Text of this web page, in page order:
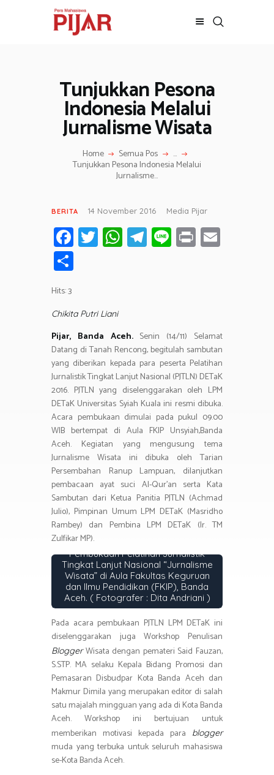
Tunjukkan Pesona
Indonesia Melalui
Jurnalisme Wisata
Home Semua Pos ...
Tunjukkan Pesona Indonesia Melalui
Jurnalisme...
BERITA
ADVERTORIAL
SOSOK
GALERI
HIBURAN
JALAN-JALAN
OLAHRAGA
OPINI
BERITA 14 November 2016 Media Pijar
Fa
ce
ok
T
wi
W
h
p
p
T
el
m
Li
n
Pr
in
e
Hits: 3
Chikita Putri Liani
Pijar, Banda Aceh.Senin (14/11) Selamat
Datang di Tanah Rencong, begitulah sambutan
yang diberikan kepada para peserta Pelatihan
Jurnalistik Tingkat Lanjut Nasional (PJTLN) DETaK
2016. PJTLN yang diselenggarakan oleh LPM
DETaK Universitas Syiah Kuala ini resmi dibuka.
Acara pembukaan dimulai pada pukul 09.00
WIB bertempat di Aula FKIP Unsyiah,Banda
Aceh. Kegiatan yang mengusung tema
Jurnalisme Wisata ini dibuka oleh Tarian
Persembahan Ranup Lampuan, dilanjutkan
pembacaan ayat suci Al-Qur’an serta Kata
Sambutan dari Ketua Panitia PJTLN (Achmad
Julio), Pimpinan Umum LPM DETaK (Masridho
Rambey) dan Pembina LPM DETaK (Ir. TM
Zulfikar MP).
Pembukaan Pelatihan Jurnalistik
Tingkat Lanjut Nasional “Jurnalisme
Wisata” di Aula Fakultas Keguruan
dan Ilmu Pendidikan (FKIP), Banda
Aceh. ( Fotografer : Dita Andriani )
Pada acara pembukaan PJTLN LPM DETaK ini
diselenggarakan juga Workshop Penulisan
BloggerWisata dengan pemateri Said Fauzan,
S.STP. MA selaku Kepala Bidang Promosi dan
Pemasaran Disbudpar Kota Banda Aceh dan
Makmur Dimila yang merupakan editor di salah
satu majalah mingguan yang ada di Kota Banda
Aceh. Workshop ini bertujuan untuk
memberikan motivasi kepada para
blogger
muda yang terbuka untuk seluruh mahasiswa
se-Kota Banda Aceh.